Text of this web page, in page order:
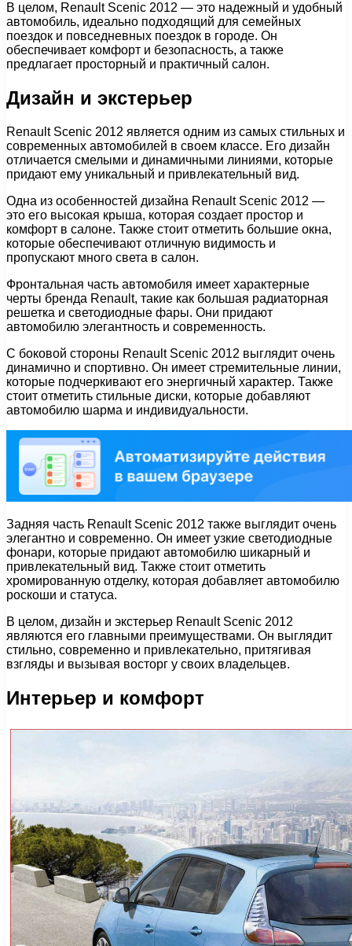
В целом, Renault Scenic 2012 — это надежный и удобный
автомобиль, идеально подходящий для семейных
поездок и повседневных поездок в городе. Он
обеспечивает комфорт и безопасность, а также
предлагает просторный и практичный салон.
Дизайн и экстерьер
Renault Scenic 2012 является одним из самых стильных и
современных автомобилей в своем классе. Его дизайн
отличается смелыми и динамичными линиями, которые
придают ему уникальный и привлекательный вид.
Одна из особенностей дизайна Renault Scenic 2012 —
это его высокая крыша, которая создает простор и
комфорт в салоне. Также стоит отметить большие окна,
которые обеспечивают отличную видимость и
пропускают много света в салон.
Фронтальная часть автомобиля имеет характерные
черты бренда Renault, такие как большая радиаторная
решетка и светодиодные фары. Они придают
автомобилю элегантность и современность.
С боковой стороны Renault Scenic 2012 выглядит очень
динамично и спортивно. Он имеет стремительные линии,
которые подчеркивают его энергичный характер. Также
стоит отметить стильные диски, которые добавляют
автомобилю шарма и индивидуальности.
Задняя часть Renault Scenic 2012 также выглядит очень
элегантно и современно. Он имеет узкие светодиодные
фонари, которые придают автомобилю шикарный и
привлекательный вид. Также стоит отметить
хромированную отделку, которая добавляет автомобилю
роскоши и статуса.
В целом, дизайн и экстерьер Renault Scenic 2012
являются его главными преимуществами. Он выглядит
стильно, современно и привлекательно, притягивая
взгляды и вызывая восторг у своих владельцев.
Интерьер и комфорт